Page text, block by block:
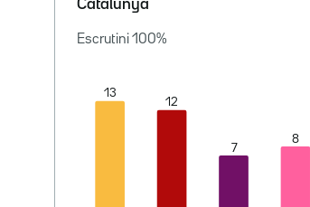
Catalunya
Escrutini 100%